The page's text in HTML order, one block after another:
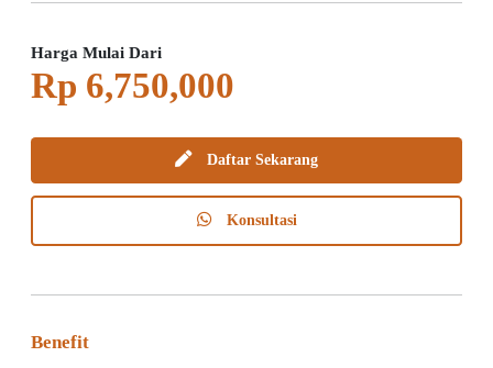
Harga Mulai Dari
Rp 6,750,000
Daftar Sekarang
Konsultasi
Benefit